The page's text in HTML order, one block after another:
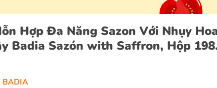
Hợp Đa Năng Sazon Với Nhụy
Badia Sazón with Saffron, Hộp
BADIA